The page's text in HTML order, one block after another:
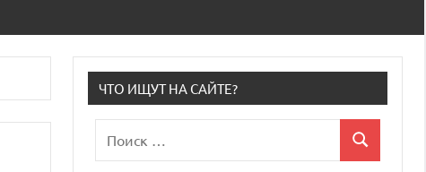
ЧТО ИЩУТ НА САЙТЕ?
для:
Поиск